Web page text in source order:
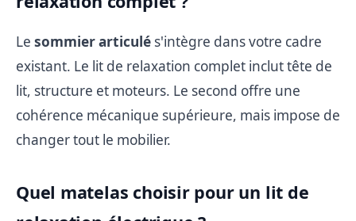
Le sommier articulé s'intègre dans votre cadre
existant. Le lit de relaxation complet inclut tête de
lit, structure et moteurs. Le second offre une
cohérence mécanique supérieure, mais impose de
changer tout le mobilier.
Quel matelas choisir pour un lit de